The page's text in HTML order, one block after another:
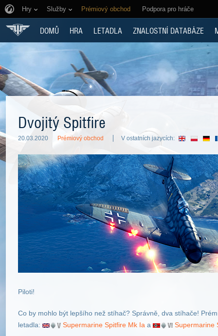
Hry Služby Prémiový obchod Podpora pro hráče
DOMŮ HRA LETADLA ZNALOSTNÍ DATABÁZE
Dvojitý Spitfire
20.03.2020 Prémiový obchod V ostatních jazycích:
Piloti!
Co by mohlo být lepšího než stíhač? Správně, dva stíhače!
letadla:
Supermarine Spitfire Mk Ia a Supermarine